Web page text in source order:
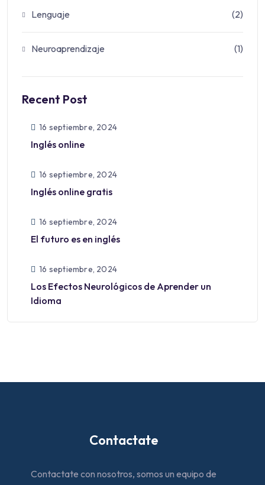
Lenguaje (2)
Neuroaprendizaje (1)
Recent Post
16 septiembre, 2024
Inglés online
16 septiembre, 2024
Inglés online gratis
16 septiembre, 2024
El futuro es en inglés
16 septiembre, 2024
Los Efectos Neurológicos de Aprender un
Idioma
Contactate
Contactate con nosotros, somos un equipo de